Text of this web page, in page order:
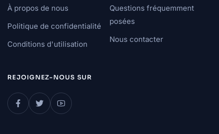
À propos de nous
Politique de confidentialité
Conditions d'utilisation
Questions fréquemment
posées
Nous contacter
REJOIGNEZ-NOUS SUR